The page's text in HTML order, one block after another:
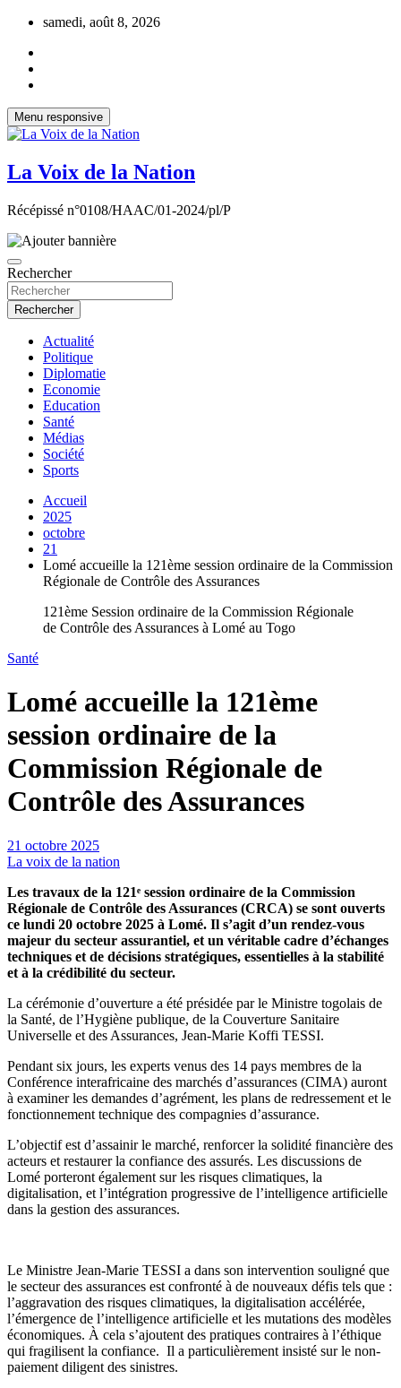
Aller
contenu
samedi, août 8, 2026
Menu responsive
La Voix de la Nation
Récépissé n°0108/HAAC/01-2024/pl/P
Rechercher
Rechercher
Actualité
Politique
Diplomatie
Economie
Education
Santé
Médias
Société
Sports
Accueil
2025
octobre
21
Lomé accueille la 121ème session ordinaire de la Commission
Régionale de Contrôle des Assurances
121ème Session ordinaire de la Commission Régionale
de Contrôle des Assurances à Lomé au Togo
Santé
Lomé accueille la 121ème
session ordinaire de la
Commission Régionale de
Contrôle des Assurances
21 octobre 2025
La voix de la nation
Les travaux de la 121ᵉ session ordinaire de la Commission
Régionale de Contrôle des Assurances (CRCA) se sont ouverts
ce lundi 20 octobre 2025 à Lomé. Il s’agit d’un rendez-vous
majeur du secteur assurantiel, et un véritable cadre d’échanges
techniques et de décisions stratégiques, essentielles à la stabilité
et à la crédibilité du secteur.
La cérémonie d’ouverture a été présidée par le Ministre togolais de
la Santé, de l’Hygiène publique, de la Couverture Sanitaire
Universelle et des Assurances, Jean-Marie Koffi TESSI.
Pendant six jours, les experts venus des 14 pays membres de la
Conférence interafricaine des marchés d’assurances (CIMA) auront
à examiner les demandes d’agrément, les plans de redressement et le
fonctionnement technique des compagnies d’assurance.
L’objectif est d’assainir le marché, renforcer la solidité financière des
acteurs et restaurer la confiance des assurés. Les discussions de
Lomé porteront également sur les risques climatiques, la
digitalisation, et l’intégration progressive de l’intelligence artificielle
dans la gestion des assurances.
Le Ministre Jean-Marie TESSI a dans son intervention souligné que
le secteur des assurances est confronté à de nouveaux défis tels que :
l’aggravation des risques climatiques, la digitalisation accélérée,
l’émergence de l’intelligence artificielle et les mutations des modèles
économiques. À cela s’ajoutent des pratiques contraires à l’éthique
qui fragilisent la confiance. Il a particulièrement insisté sur le non-
paiement diligent des sinistres.